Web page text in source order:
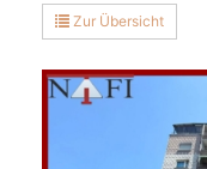
Zur Übersicht